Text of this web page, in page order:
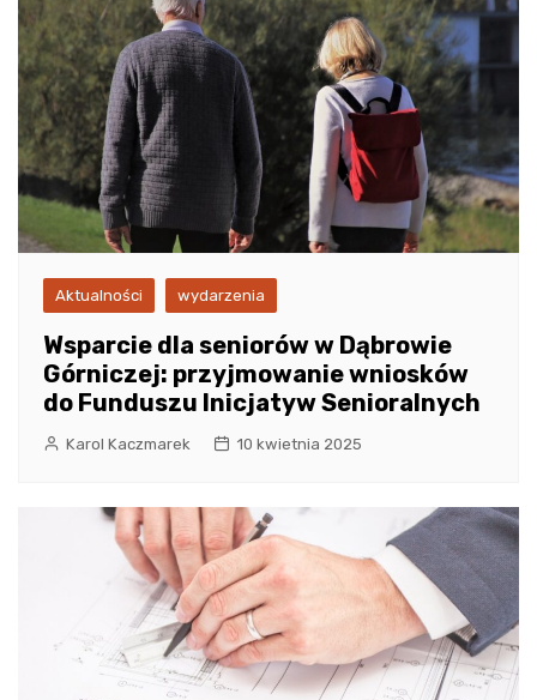
Aktualności wydarzenia
Wsparcie dla seniorów w Dąbrowie
Górniczej: przyjmowanie wniosków
do Funduszu Inicjatyw Senioralnych
Karol Kaczmarek 10 kwietnia 2025